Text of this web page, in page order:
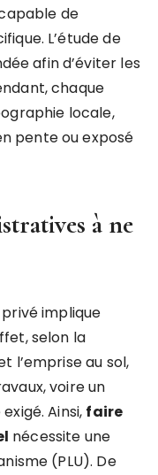
de
L’étude de
afin d’éviter les
chaque
locale,
pente ou exposé
à ne
implique
selon la
l’emprise au sol,
voire un
Ainsi, faire
nécessite une
(PLU). De